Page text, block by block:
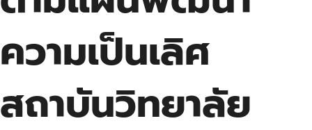
ความเป็นเลิศ
สถาบันวิทยาลัย